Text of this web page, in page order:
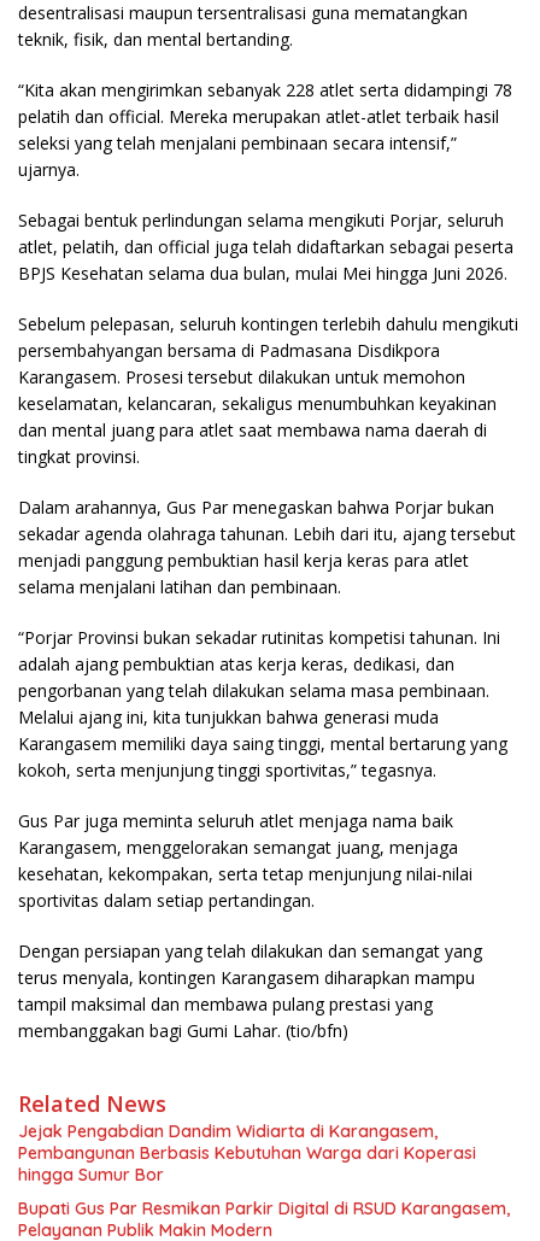
desentralisasi maupun tersentralisasi guna mematangkan
teknik, fisik, dan mental bertanding.
“Kita akan mengirimkan sebanyak 228 atlet serta didampingi 78
pelatih dan official. Mereka merupakan atlet-atlet terbaik hasil
seleksi yang telah menjalani pembinaan secara intensif,”
ujarnya.
Sebagai bentuk perlindungan selama mengikuti Porjar, seluruh
atlet, pelatih, dan official juga telah didaftarkan sebagai peserta
BPJS Kesehatan selama dua bulan, mulai Mei hingga Juni 2026.
Sebelum pelepasan, seluruh kontingen terlebih dahulu mengikuti
persembahyangan bersama di Padmasana Disdikpora
Karangasem. Prosesi tersebut dilakukan untuk memohon
keselamatan, kelancaran, sekaligus menumbuhkan keyakinan
dan mental juang para atlet saat membawa nama daerah di
tingkat provinsi.
Dalam arahannya, Gus Par menegaskan bahwa Porjar bukan
sekadar agenda olahraga tahunan. Lebih dari itu, ajang tersebut
menjadi panggung pembuktian hasil kerja keras para atlet
selama menjalani latihan dan pembinaan.
“Porjar Provinsi bukan sekadar rutinitas kompetisi tahunan. Ini
adalah ajang pembuktian atas kerja keras, dedikasi, dan
pengorbanan yang telah dilakukan selama masa pembinaan.
Melalui ajang ini, kita tunjukkan bahwa generasi muda
Karangasem memiliki daya saing tinggi, mental bertarung yang
kokoh, serta menjunjung tinggi sportivitas,” tegasnya.
Gus Par juga meminta seluruh atlet menjaga nama baik
Karangasem, menggelorakan semangat juang, menjaga
kesehatan, kekompakan, serta tetap menjunjung nilai-nilai
sportivitas dalam setiap pertandingan.
Dengan persiapan yang telah dilakukan dan semangat yang
terus menyala, kontingen Karangasem diharapkan mampu
tampil maksimal dan membawa pulang prestasi yang
membanggakan bagi Gumi Lahar. (tio/bfn)
Related News
Jejak Pengabdian Dandim Widiarta di Karangasem,
Pembangunan Berbasis Kebutuhan Warga dari Koperasi
hingga Sumur Bor
Bupati Gus Par Resmikan Parkir Digital di RSUD Karangasem,
Pelayanan Publik Makin Modern